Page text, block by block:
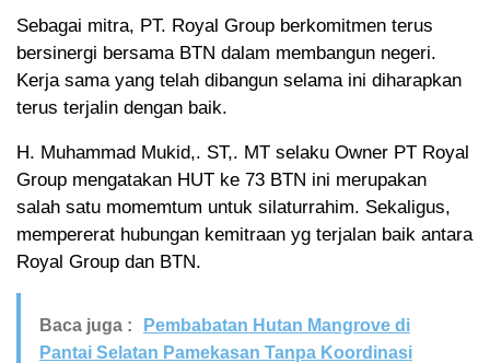
Sebagai mitra, PT. Royal Group berkomitmen terus
bersinergi bersama BTN dalam membangun negeri.
Kerja sama yang telah dibangun selama ini diharapkan
terus terjalin dengan baik.
H. Muhammad Mukid,. ST,. MT selaku Owner PT Royal
Group mengatakan HUT ke 73 BTN ini merupakan
salah satu momemtum untuk silaturrahim. Sekaligus,
mempererat hubungan kemitraan yg terjalan baik antara
Royal Group dan BTN.
Baca juga :
Pembabatan Hutan Mangrove di
Pantai Selatan Pamekasan Tanpa Koordinasi